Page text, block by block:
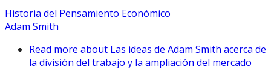
Historia del Pensamiento Económico
Adam Smith
Read more about Las ideas de Adam Smith acerca de
la división del trabajo y la ampliación del mercado